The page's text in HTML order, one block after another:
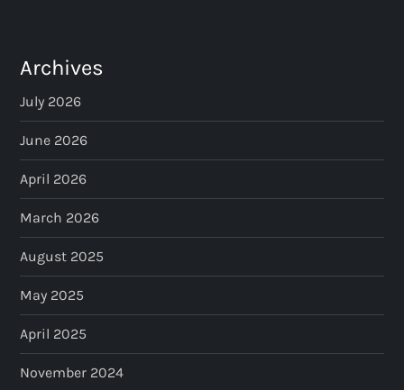
Archives
July 2026
June 2026
April 2026
March 2026
August 2025
May 2025
April 2025
November 2024